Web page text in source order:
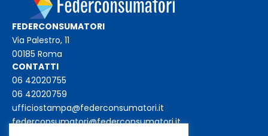
FEDERCONSUMATORI
Via Palestro, 11
00185 Roma
CONTATTI
06 42020755
06 42020759
ufficiostampa@federconsumatori.it
federconsumatori@federconsumatori.it